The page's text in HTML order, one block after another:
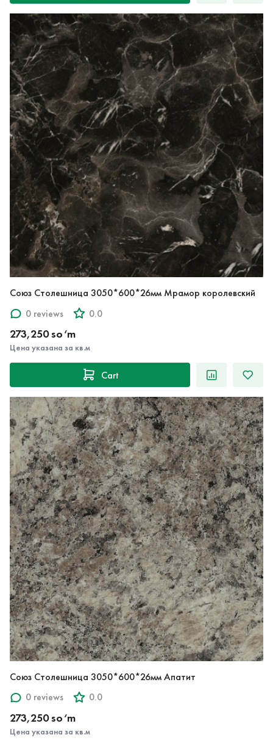
Союз Столешница 3050*600*26мм Мрамор королевский
0 reviews
0.0
273,250 so‘m
Цена указана за кв.м
Cart
Союз Столешница 3050*600*26мм Апатит
0 reviews
0.0
273,250 so‘m
Цена указана за кв.м